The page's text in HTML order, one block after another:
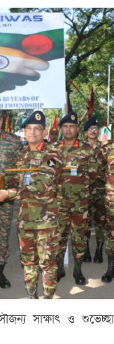
সাক্ষাৎ ও শুভেচ্ছা